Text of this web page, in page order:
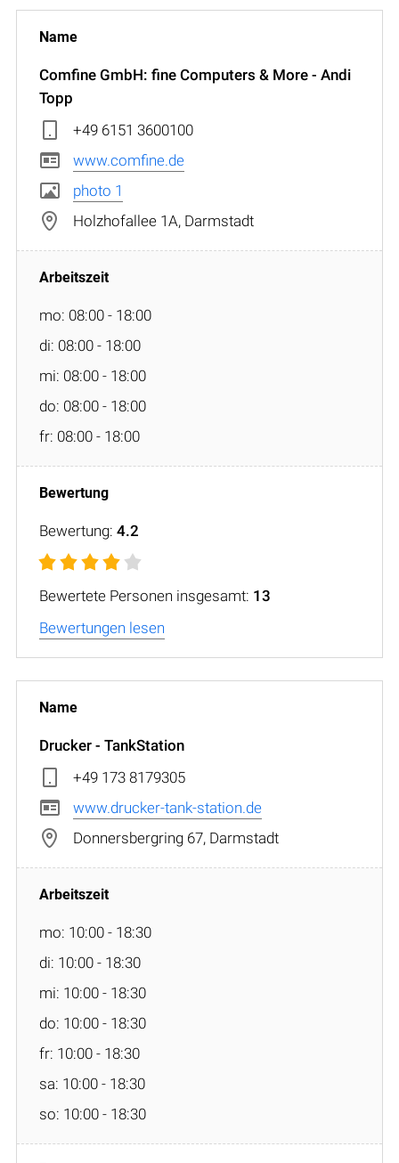
Comfine GmbH: fine Computers & More - Andi
Topp
+49 6151 3600100
www.comfine.de
photo 1
Holzhofallee 1A, Darmstadt
mo: 08:00 - 18:00
di: 08:00 - 18:00
mi: 08:00 - 18:00
do: 08:00 - 18:00
fr: 08:00 - 18:00
Bewertung: 4.2
Bewertete Personen insgesamt: 13
Bewertungen lesen
Drucker - TankStation
+49 173 8179305
www.drucker-tank-station.de
Donnersbergring 67, Darmstadt
mo: 10:00 - 18:30
di: 10:00 - 18:30
mi: 10:00 - 18:30
do: 10:00 - 18:30
fr: 10:00 - 18:30
sa: 10:00 - 18:30
so: 10:00 - 18:30